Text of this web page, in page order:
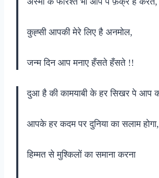
कुह्सी आपकी मेरे लिए है अनमोल,
जन्म दिन आप मनाए हँसते हँसते !!
दुआ है की कामयाबी के हर सिखर पे आप का
आपके हर कदम पर दुनिया का सलाम होगा,
हिम्मत से मुश्किलों का समाना करना